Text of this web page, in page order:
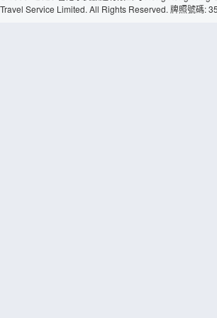
Travel Service Limited. All Rights Reserved. 牌照號碼: